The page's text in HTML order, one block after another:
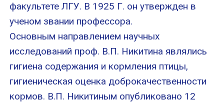
факультете ЛГУ. В 1925 Г. он утвержден в
ученом звании профессора.
Основным направлением научных
исследований проф. В.П. Никитина являлись
гигиена содержания и кормления птицы,
гигиеническая оценка доброкачественности
кормов. В.П. Никитиным опубликовано 12